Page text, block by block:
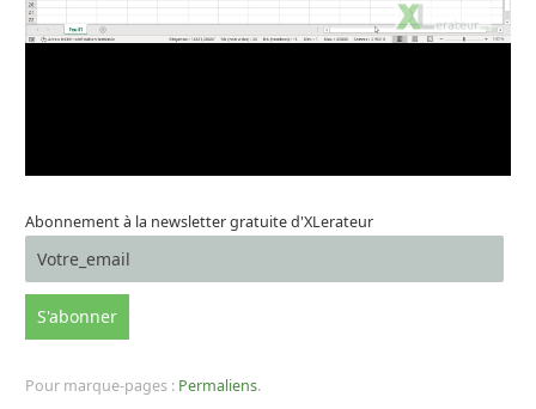
Abonnement à la newsletter gratuite d'XLerateur
Pour marque-pages : Permaliens.